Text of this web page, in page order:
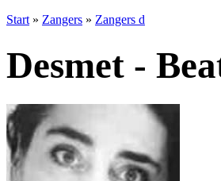
Start » Zangers » Zangers d
Desmet -